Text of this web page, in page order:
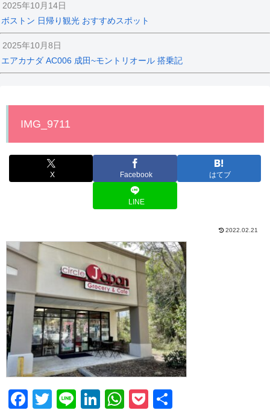
2025年10月14日
ボストン 日帰り観光 おすすめスポット
2025年10月8日
エアカナダ AC006 成田~モントリオール 搭乗記
IMG_9711
X Facebook はてブ
LINE
2022.02.21
F
T
Li
Li
W P